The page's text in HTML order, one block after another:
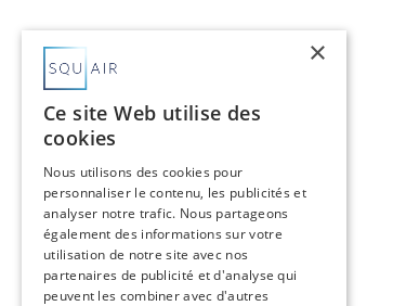
Cinq avocats rejoignent Squair comme
associés
16 juillet 2026
×
Ce site Web utilise des
cookies
Nous utilisons des cookies pour
personnaliser le contenu, les publicités et
analyser notre trafic. Nous partageons
également des informations sur votre
utilisation de notre site avec nos
partenaires de publicité et d'analyse qui
peuvent les combiner avec d'autres